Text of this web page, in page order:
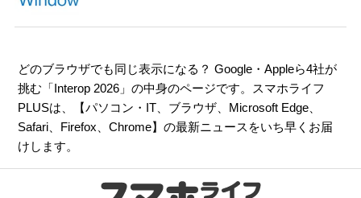
どのブラウザでも同じ表示になる？ Google・Appleら4社が
挑む「Interop 2026」の中身のページです。スマホライフ
PLUSは、【パソコン・IT ブラウザ Microsoft Edge
Safari
Firefox 、Chrome】の最新ニュースをいち早くお届
けします。